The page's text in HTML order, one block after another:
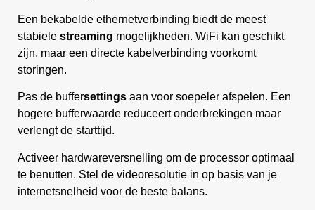
Een bekabelde ethernetverbinding biedt de meest
stabiele streaming mogelijkheden. WiFi kan geschikt
zijn, maar een directe kabelverbinding voorkomt
storingen.
Pas de buffersettings aan voor soepeler afspelen. Een
hogere bufferwaarde reduceert onderbrekingen maar
verlengt de starttijd.
Activeer hardwareversnelling om de processor optimaal
te benutten. Stel de videoresolutie in op basis van je
internetsnelheid voor de beste balans.